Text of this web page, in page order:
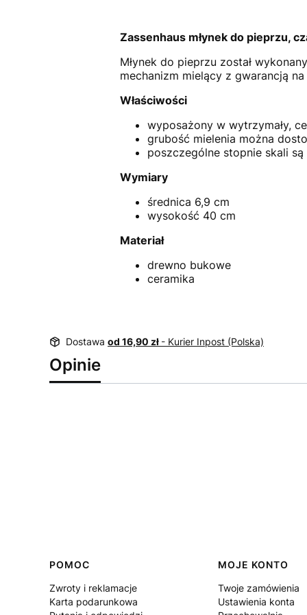
Zassenhaus młynek do pieprzu,
Młynek do pieprzu został
mechanizm mielący z gwarancją
Właściwości
wyposażony w wytrzymały,
grubość mielenia można
poszczególne stopnie skali
Wymiary
średnica 6,9 cm
wysokość 40 cm
Materiał
drewno bukowe
ceramika
Dostawa od 16,90 zł - Kurier Inpost (Polska)
Opinie
Linki w stopce
POMOC
Zwroty i reklamacje
Karta podarunkowa
MOJE KONTO
Twoje zamówienia
Ustawienia konta